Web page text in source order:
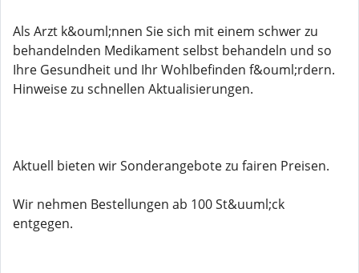
Als Arzt k&ouml;nnen Sie sich mit einem schwer zu
behandelnden Medikament selbst behandeln und so
Ihre Gesundheit und Ihr Wohlbefinden f&ouml;rdern.
Hinweise zu schnellen Aktualisierungen.
Aktuell bieten wir Sonderangebote zu fairen Preisen.
Wir nehmen Bestellungen ab 100 St&uuml;ck
entgegen.